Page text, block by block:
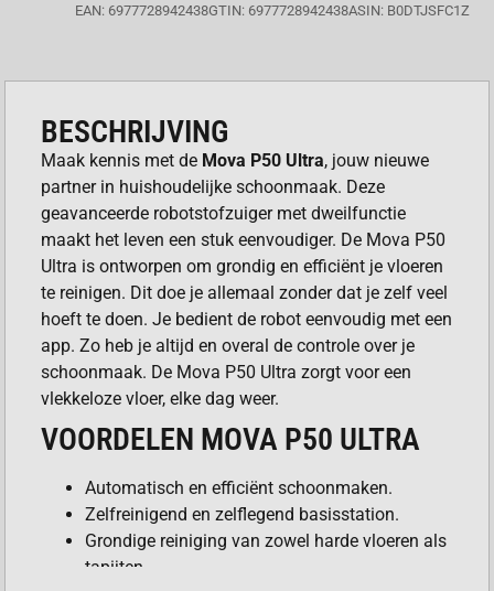
EAN: 6977728942438GTIN: 6977728942438ASIN: B0DTJSFC1Z
BESCHRIJVING
Maak kennis met de Mova P50 Ultra, jouw nieuwe
partner in huishoudelijke schoonmaak. Deze
geavanceerde robotstofzuiger met dweilfunctie
maakt het leven een stuk eenvoudiger. De Mova P50
Ultra is ontworpen om grondig en efficiënt je vloeren
te reinigen. Dit doe je allemaal zonder dat je zelf veel
hoeft te doen. Je bedient de robot eenvoudig met een
app. Zo heb je altijd en overal de controle over je
schoonmaak. De Mova P50 Ultra zorgt voor een
vlekkeloze vloer, elke dag weer.
VOORDELEN MOVA P50 ULTRA
Automatisch en efficiënt schoonmaken.
Zelfreinigend en zelflegend basisstation.
Grondige reiniging van zowel harde vloeren als
tapijten.